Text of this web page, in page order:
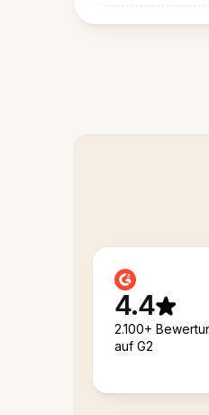
4.4
2.100+
auf G2